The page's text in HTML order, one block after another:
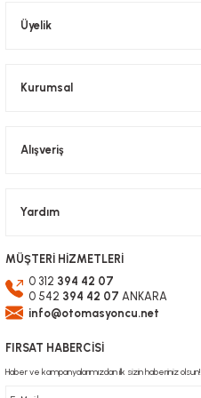
Üyelik
Kurumsal
Alışveriş
Yardım
MÜŞTERİ HİZMETLERİ
0 312 394 42 07
0 542 394 42 07 ANKARA
info@otomasyoncu.net
FIRSAT HABERCİSİ
Haber ve kampanyalarımızdan ilk sizin haberiniz olsun!